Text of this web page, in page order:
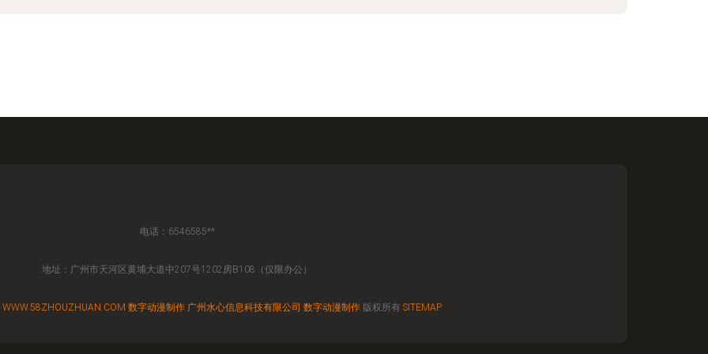
电话：6546585**
地址：广州市天河区黄埔大道中207号1202房B108（仅限办公）
WWW.58ZHOUZHUAN.COM 数字动漫制作 广州水心信息科技有限公司 数字动漫制作 版权所有 SITEMAP